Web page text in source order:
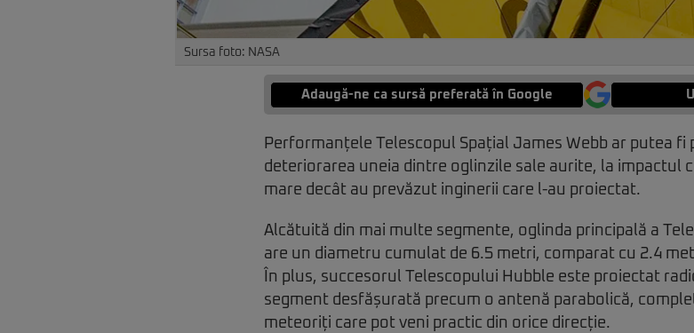
Sursa foto: NASA
Adaugă-ne ca sursă preferată în Google
Performanțele Telescopul Spațial James Webb ar putea
deteriorarea uneia dintre oglinzile sale aurite, la impactul
mare decât au prevăzut inginerii care l-au proiectat.
Alcătuită din mai multe segmente, oglinda principală a
are un diametru cumulat de 6.5 metri, comparat cu 2.4
În plus, succesorul Telescopului Hubble este proiectat
segment desfășurată precum o antenă parabolică,
meteoriți care pot veni practic din orice direcție.